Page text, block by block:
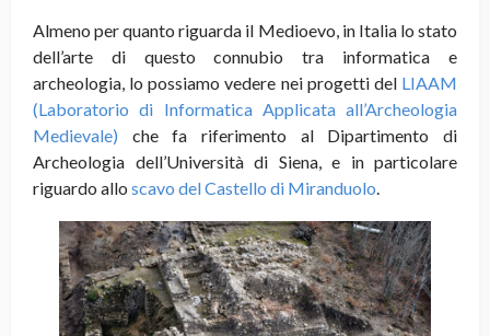
Almeno per quanto riguarda il Medioevo, in Italia lo stato
dell’arte di questo connubio tra informatica e
archeologia, lo possiamo vedere nei progetti del LIAAM
(Laboratorio di Informatica Applicata all’Archeologia
Medievale) che fa riferimento al Dipartimento di
Archeologia dell’Università di Siena, e in particolare
riguardo allo scavo del Castello di Miranduolo.